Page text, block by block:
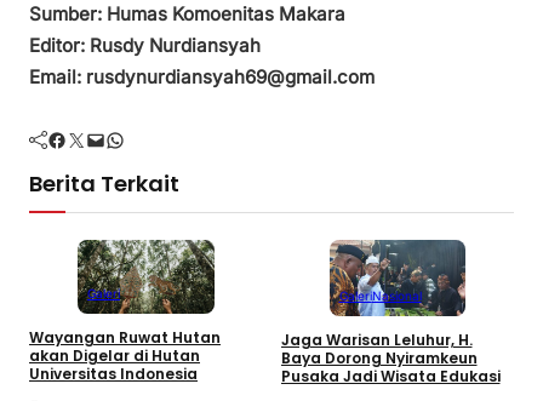
Sumber: Humas Komoenitas Makara
Editor: Rusdy Nurdiansyah
Email: rusdynurdiansyah69@gmail.com
Facebook Twitter Mail WhatsApp
Berita Terkait
Galeri
Wayangan Ruwat Hutan
akan Digelar di Hutan
Universitas Indonesia
GaleriNasional
Jaga Warisan Leluhur, H.
Baya Dorong Nyiramkeun
Pusaka Jadi Wisata Edukasi